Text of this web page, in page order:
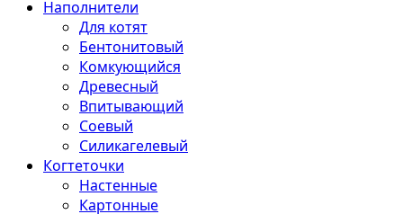
Наполнители
Для котят
Бентонитовый
Комкующийся
Древесный
Впитывающий
Соевый
Силикагелевый
Когтеточки
Настенные
Картонные